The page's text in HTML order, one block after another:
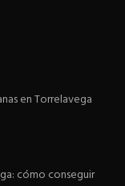
en Torrelavega
cómo conseguir